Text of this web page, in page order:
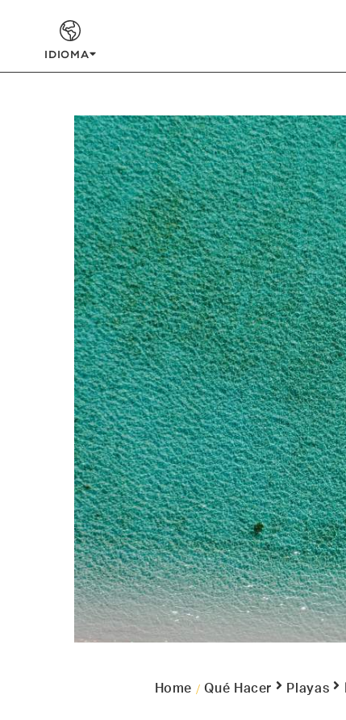
IDIOMA
Home / Qué Hacer Playas